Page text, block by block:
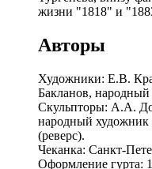
жизни "1818" и
Авторы
Художники: Е.В.
Бакланов,
Скульпторы: А.А.
народный художник
(реверс).
Чеканка: Санкт-
Оформление гурта: